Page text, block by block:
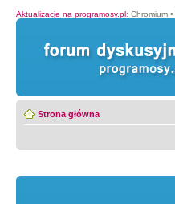
Aktualizacje na programosy.pl: Chromium •
Strona główna